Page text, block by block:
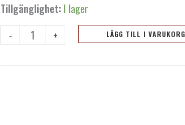
Tillgänglighet: I lager
-
Verktygsklämma
-
2st
mängd
+ LÄGG TILL I VARUKORG